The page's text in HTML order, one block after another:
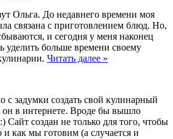
Ольга. До недавнего времени моя
связана с приготовлением блюд. Но,
и сегодня у меня наконец
уделить больше времени своему
Читать далее »
задумки создать свой кулинарный
он в интернете. Вроде бы вышло
Сайт создан не только для того, чтобы
и как мы готовим (а случается и